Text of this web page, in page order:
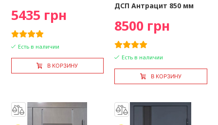
5435 грн
Есть в наличии
В КОРЗИНУ
ДСП Антрацит 850 мм
8500 грн
Есть в наличии
В КОРЗИНУ